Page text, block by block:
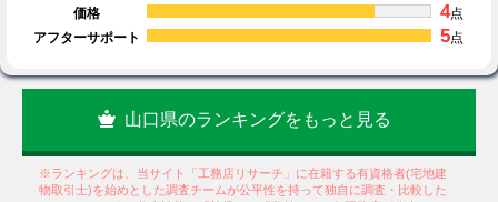
価格
4点
アフターサポート
5点
山口県のランキングをもっと見る
※ランキングは、当サイト「工務店リサーチ」に在籍する有資格者(宅地建
物取引士)を始めとした調査チームが公平性を持って独自に調査・比較した